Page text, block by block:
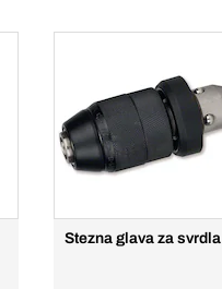
Stezna glava za svrdla